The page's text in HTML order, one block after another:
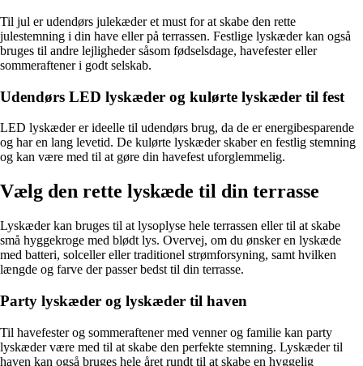
Til jul er udendørs julekæder et must for at skabe den rette
julestemning i din have eller på terrassen. Festlige lyskæder kan også
bruges til andre lejligheder såsom fødselsdage, havefester eller
sommeraftener i godt selskab.
Udendørs LED lyskæder og kulørte lyskæder til fest
LED lyskæder er ideelle til udendørs brug, da de er energibesparende
og har en lang levetid. De kulørte lyskæder skaber en festlig stemning
og kan være med til at gøre din havefest uforglemmelig.
Vælg den rette lyskæde til din terrasse
Lyskæder kan bruges til at lysoplyse hele terrassen eller til at skabe
små hyggekroge med blødt lys. Overvej, om du ønsker en lyskæde
med batteri, solceller eller traditionel strømforsyning, samt hvilken
længde og farve der passer bedst til din terrasse.
Party lyskæder og lyskæder til haven
Til havefester og sommeraftener med venner og familie kan party
lyskæder være med til at skabe den perfekte stemning. Lyskæder til
haven kan også bruges hele året rundt til at skabe en hyggelig